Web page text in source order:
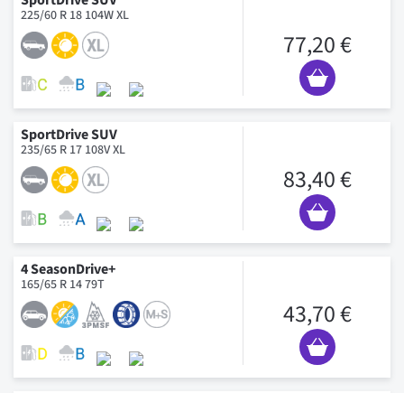
225/60 R 18 104W XL
77,20 €
SportDrive SUV
235/65 R 17 108V XL
83,40 €
4 SeasonDrive+
165/65 R 14 79T
43,70 €